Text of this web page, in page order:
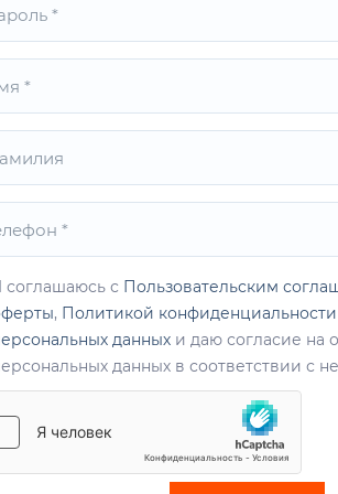
соглашаюсь с Пользовательским
, Политикой
данныхи даю согласие на
данных в соответствии с